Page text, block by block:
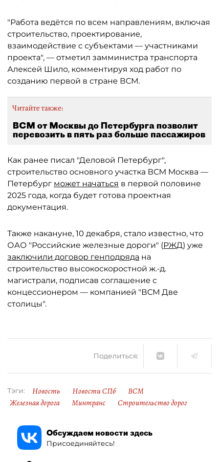
"Работа ведётся по всем направлениям, включая
строительство, проектирование,
взаимодействие с субъектами — участниками
проекта", — отметил замминистра транспорта
Алексей Шило, комментируя ход работ по
созданию первой в стране ВСМ.
Читайте также:
ВСМ от Москвы до Петербурга позволит
перевозить в пять раз больше пассажиров
Как ранее писал "Деловой Петербург",
строительство основного участка ВСМ Москва —
Петербург может начаться в первой половине
2025 года, когда будет готова проектная
документация.
Также накануне, 10 декабря, стало известно, что
ОАО "Российские железные дороги" (РЖД) уже
заключили договор генподряда на
строительство высокоскоростной ж.-д.
магистрали, подписав соглашение с
концессионером — компанией "ВСМ Две
столицы".
Поделиться:
Тэги: Новость Новости СПб
ВСМ
Железная дорога
Минтранс Строительство дорог
Обсуждаем новости здесь
Присоединяйтесь!